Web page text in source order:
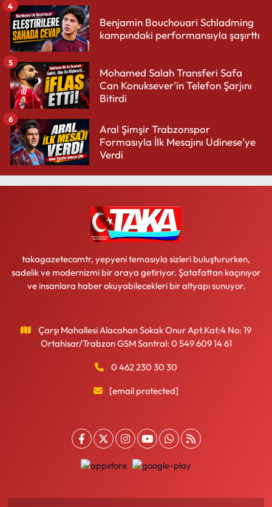
Benjamin Bouchouari Schladming
kampındaki performansıyla şaşırttı
4
Mohamed Salah Transferi Safa
Can Konuksever’in Telefon Şarjını
Bitirdi
5
Aral Şimşir Trabzonspor
Formasıyla İlk Mesajını Udinese’ye
Verdi
6
takagazetecomtr, yepyeni temasıyla sizleri buluştururken,
sadelik ve modernizmi bir araya getiriyor. Şatafattan kaçınıyor
ve insanlara haber okuyabilecekleri bir altyapı sunuyor.
Çarşı Mahallesi Alacahan Sokak Onur Apt.Kat:4 No: 19
Ortahisar/Trabzon GSM Santral: 0 549 609 14 61
0 462 230 30 30
[email protected]